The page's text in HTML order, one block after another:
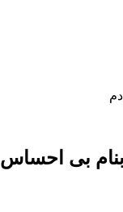
بنام بی احساس